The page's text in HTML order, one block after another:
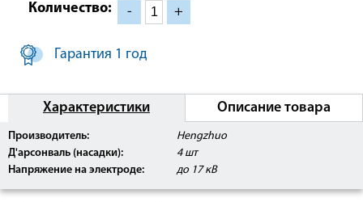
Количество: - +
Гарантия 1 год
Характеристики Описание товара
Производитель:
Hengzhuo
Д'арсонваль (насадки):
4 шт
Напряжение на электроде:
до 17 кВ